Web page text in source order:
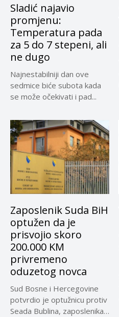
Sladić najavio
promjenu:
Temperatura pada
za 5 do 7 stepeni, ali
ne dugo
Najnestabilniji dan ove
sedmice biće subota kada
se može očekivati i pad...
Zaposlenik Suda BiH
optužen da je
prisvojio skoro
200.000 KM
privremeno
oduzetog novca
Sud Bosne i Hercegovine
potvrdio je optužnicu protiv
Seada Bublina, zaposlenika